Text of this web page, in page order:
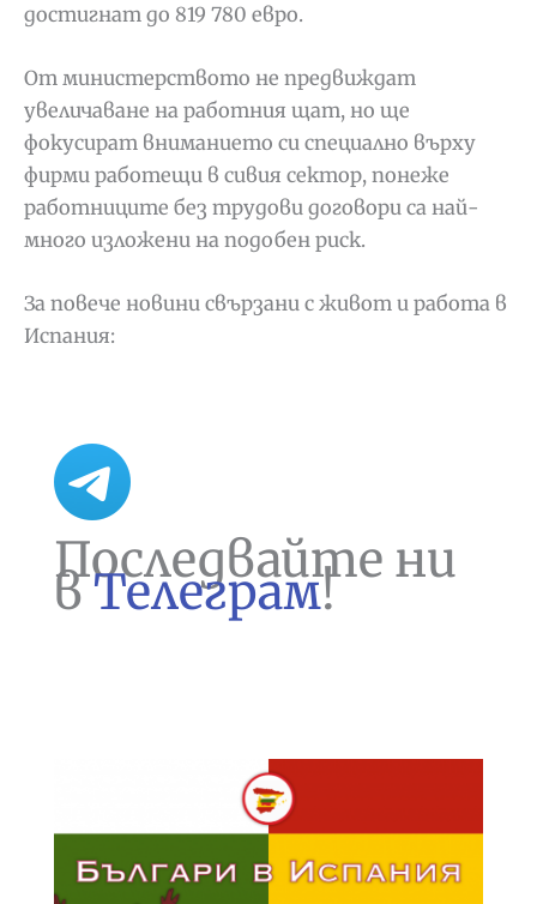
достигнат до 819 780 евро.
От министерството не предвиждат
увеличаване на работния щат, но ще
фокусират вниманието си специално върху
фирми работещи в сивия сектор, понеже
работниците без трудови договори са най-
много изложени на подобен риск.
За повече новини свързани с живот и работа в
Испания:
Последвайте ни
вТелеграм!